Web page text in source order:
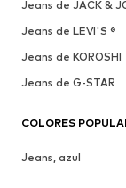
Jeans de JACK &
Jeans de LEVI'S ®
Jeans de KOROSHI
Jeans de G-STAR
COLORES
Jeans, azul